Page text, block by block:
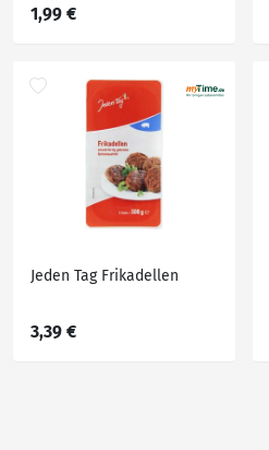
1,99 €
Jeden Tag Frikadellen
3,39 €